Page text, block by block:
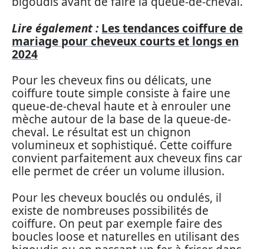
Lire également : Les tendances coiffure de
mariage pour cheveux courts et longs en
2024
Pour les cheveux fins ou délicats, une
coiffure toute simple consiste à faire une
queue-de-cheval haute et à enrouler une
mèche autour de la base de la queue-de-
cheval. Le résultat est un chignon
volumineux et sophistiqué. Cette coiffure
convient parfaitement aux cheveux fins car
elle permet de créer un volume illusion.
Pour les cheveux bouclés ou ondulés, il
existe de nombreuses possibilités de
coiffure. On peut par exemple faire des
boucles loose et naturelles en utilisant des